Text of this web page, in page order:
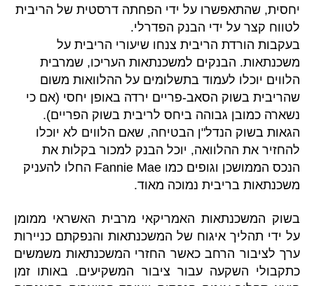
יחסית, שהתאפשרו על ידי הפחתה דרסטית של הריבית
לטווח קצר‏ על ידי הבנק הפדרלי.
בעקבות הורדת הריבית צנחו שיעורי הריבית על
משכנתאות. הבנקים למשכנתאות העריכו, שמרבית
הלווים יוכלו לעמוד בתשלומים על ההלוואות משום
שהריבית בשוק הסאב-פריים ירדה באופן יחסי (אם כי
נשארה כמובן גבוהה ביחס לריבית בשוק הפריים).
הגאות בשוק הנדל"ן הבטיחה, שאם הלווים לא יוכלו
להחזיר את ההלוואה, יוכל הבנק למכור בקלות את
הנכס הממושכן וגופים כמו Fannie Mae החלו להעניק
משכנתאות בריבית נמוכה מאוד‏.
בשוק המשכנתאות האמריקאי מרבית האשראי ממומן
על ידי תהליך איגוח של המשכנתאות והנפקתם כניירות
ערך לציבור הרחב כאשר החזרי המשכנתאות משמשים
כתקבולי השקעה עבור ציבור המשקיעים. באותו זמן